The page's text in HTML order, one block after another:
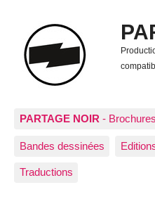
PARTAGE NOIR - Brochures
Bandes dessinées
Traductions